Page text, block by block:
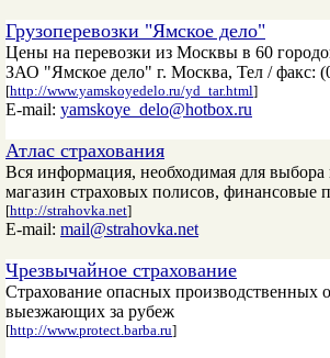
Грузоперевозки "Ямское дело"
Цены на перевозки из Москвы в 60
ЗАО "Ямское дело" г. Москва, Тел / факс:
[http://www.yamskoyedelo.ru/yd_tar.html]
E-mail: yamskoye_delo@hotbox.ru
Атлас страхования
Вся информация, необходимая для
магазин страховых полисов, финансовые
[http://strahovka.net]
E-mail: mail@strahovka.net
Чрезвычайное страхование
Страхование опасных производственных
выезжающих за рубеж
[http://www.protect.barba.ru]